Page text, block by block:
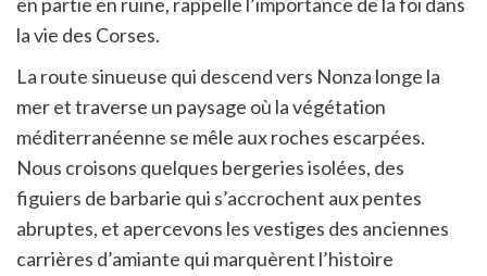
la vie des Corses.
La route sinueuse qui descend vers Nonza longe la
mer et traverse un paysage où la végétation
méditerranéenne se mêle aux roches escarpées.
Nous croisons quelques bergeries isolées, des
figuiers de barbarie qui s’accrochent aux pentes
abruptes, et apercevons les vestiges des anciennes
carrières d’amiante qui marquèrent l’histoire